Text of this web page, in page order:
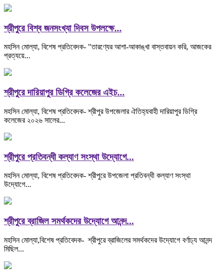
শ্রীপুরে বিশ্ব জনসংখ্যা দিবস উপলক্ষে...
মহসিন মোল্যা, বিশেষ প্রতিবেদক- "তারণ্যের আশা-আকাঙ্খা বাস্তবায়ন করি, আজকের
প্রত্যয়ে...
শ্রীপুরে দারিয়াপুর ডিগ্রি কলেজের এইচ...
মহসিন মোল্যা, বিশেষ প্রতিবেদক- শ্রীপুর উপজেলার ঐতিহ্যবাহী দারিয়াপুর ডিগ্রি
কলেজের ২০২৬ সালের...
শ্রীপুরে প্রতিবন্ধী কল্যাণ সংস্থা উদ্যোগে...
মহসিন মোল্যা, বিশেষ প্রতিবেদক- শ্রীপুরে উপজেলা প্রতিবন্ধী কল্যাণ সংস্থা
উদ্যোগে...
শ্রীপুরে ব্রাজিল সমর্থকদের উদ্যোগে আনন্দ...
মহসিন মোল্যা,বিশেষ প্রতিবেদক- শ্রীপুরে ব্রাজিলের সমর্থকদের উদ্যোগে বর্ণাঢ্য আনন্দ
মিছিল...